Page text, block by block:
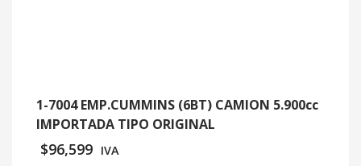
1-7004 EMP.CUMMINS (6BT) CAMION 5.900cc
IMPORTADA TIPO ORIGINAL
$96,599 IVA